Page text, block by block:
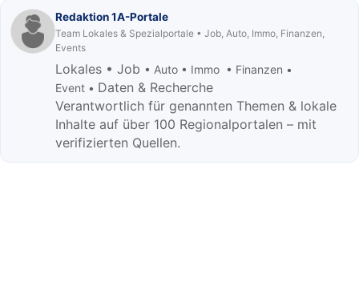
Redaktion 1A-Portale
Team Lokales & Spezialportale • Job, Auto, Immo, Finanzen,
Events
Lokales • Job • Auto • Immo • Finanzen •
Event • Daten & Recherche
Verantwortlich für genannten Themen & lokale
Inhalte auf über 100 Regionalportalen – mit
verifizierten Quellen.